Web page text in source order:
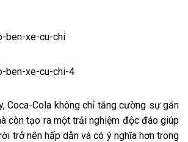
Coca-Cola không chỉ tăng cường sự gắn
còn tạo ra một trải nghiệm độc đáo giúp
trở nên hấp dẫn và có ý nghĩa hơn trong